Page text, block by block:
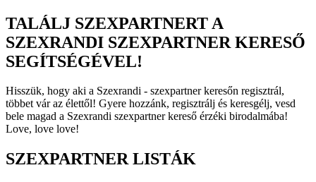
TALÁLJ SZEXPARTNERT A
SZEXRANDI SZEXPARTNER KERESŐ
SEGÍTSÉGÉVEL!
Hisszük, hogy aki a Szexrandi - szexpartner keresőn regisztrál,
többet vár az élettől! Gyere hozzánk, regisztrálj és keresgélj, vesd
bele magad a Szexrandi szexpartner kereső érzéki birodalmába!
Love, love love!
SZEXPARTNER LISTÁK